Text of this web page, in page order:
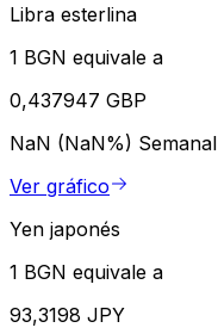
Libra esterlina
1 BGN equivale a
0,437947 GBP
NaN (NaN%) Semanal
Ver gráfico
Yen japonés
1 BGN equivale a
93,3198 JPY